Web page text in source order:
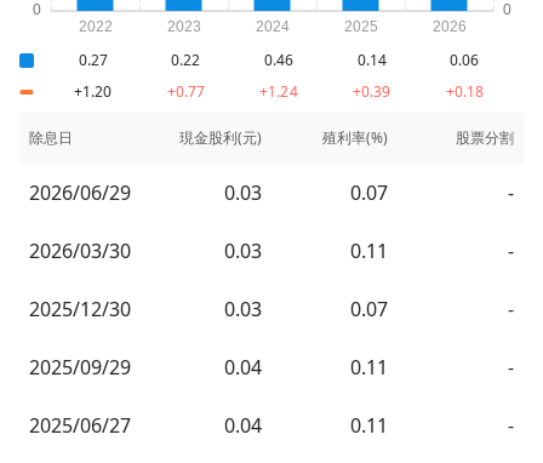
0.27 0.22 0.46 0.14
0.06
+1.20
+0.77 +1.24 +0.39 +0.18
除息日 現金股利(元) 殖利率(%) 股票分割
2026/06/29 0.03 0.07 -
2026/03/30 0.03 0.11 -
2025/12/30 0.03 0.07 -
2025/09/29 0.04 0.11 -
2025/06/27 0.04 0.11 -